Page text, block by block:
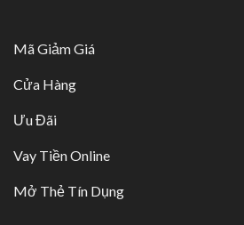
Mã Giảm Giá
Cửa Hàng
Ưu Đãi
Vay Tiền Online
Mở Thẻ Tín Dụng